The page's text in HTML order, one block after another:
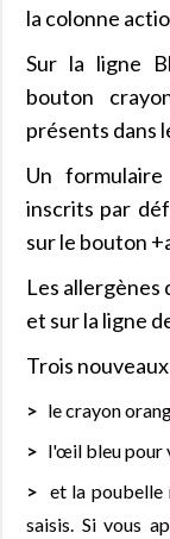
la colonne
Sur la ligne
bouton
présents dans
Un
inscrits par
sur le bouton
Les allergènes
et sur la ligne
Trois
le crayon
l'œil bleu pour
et la poubelle
saisis. Si vous